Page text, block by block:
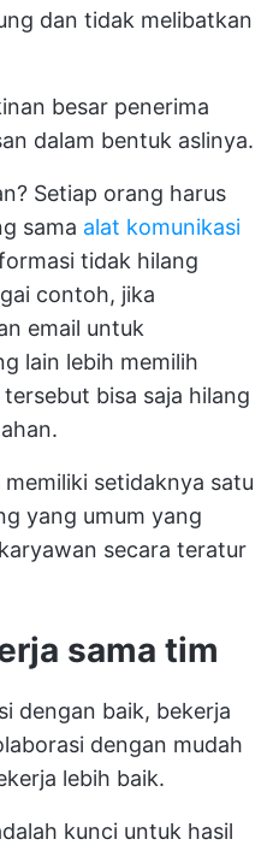
dan tidak melibatkan
besar penerima
dalam bentuk aslinya.
Setiap orang harus
sama alat komunikasi
tidak hilang
contoh, jika
email untuk
lain lebih memilih
bisa saja hilang
setidaknya satu
yang umum yang
secara teratur
sama tim
dengan baik, bekerja
dengan mudah
lebih baik.
kunci untuk hasil